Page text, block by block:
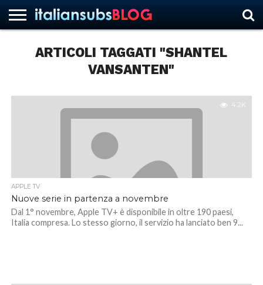
ARTICOLI TAGGATI "SHANTEL
VANSANTEN"
4.2K
APPLE TV
Nuove serie in partenza a novembre
Dal 1° novembre, Apple TV+ è disponibile in oltre 190 paesi,
Italia compresa. Lo stesso giorno, il servizio ha lanciato ben 9...